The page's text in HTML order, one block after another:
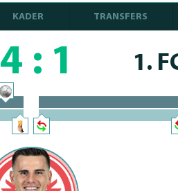
KADER TRANSFERS
4 : 1 1.
100% Complete
100% Complete